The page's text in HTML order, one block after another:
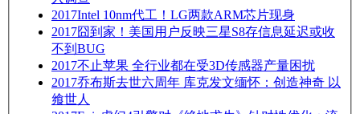
2017Intel 10nm代工！LG两款ARM芯片现身
2017囧到家！美国用户反映三星S8存信息延迟或收
不到BUG
2017不止苹果 全行业都在受3D传感器产量困扰
2017乔布斯去世六周年 库克发文缅怀：创造神奇 以
飨世人